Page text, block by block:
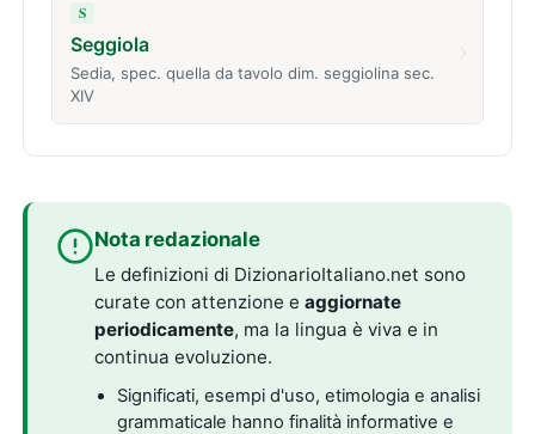
S
Seggiola
Sedia, spec. quella da tavolo dim. seggiolina sec.
XIV
Nota redazionale
Le definizioni di DizionarioItaliano.net sono
curate con attenzione eaggiornate
periodicamente, ma la lingua è viva e in
continua evoluzione.
Significati, esempi d'uso, etimologia e analisi
grammaticale hanno finalità informative e